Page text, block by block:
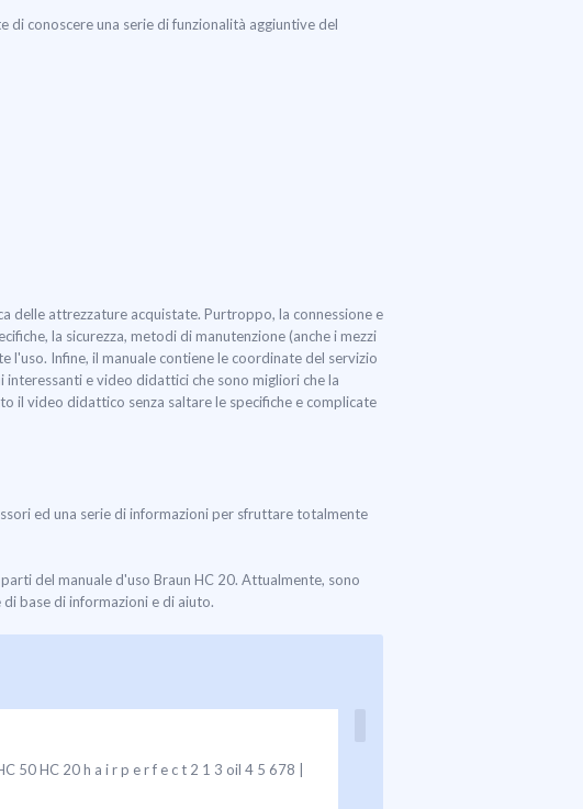
conoscere una serie di funzionalità aggiuntive del
delle attrezzature acquistate. Purtroppo, la connessione e
la sicurezza, metodi di manutenzione (anche i mezzi
Infine, il manuale contiene le coordinate del servizio
e video didattici che sono migliori che la
il video didattico senza saltare le specifiche e complicate
ed una serie di informazioni per sfruttare totalmente
del manuale d'uso Braun HC 20. Attualmente, sono
base di informazioni e di aiuto.
50 HC 20 h a i r p e r f e c t 2 1 3 oil 4 5 678 |